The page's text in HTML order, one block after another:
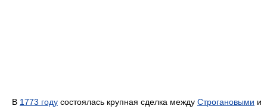
В 1773 году состоялась крупная сделка между Строгановыми и